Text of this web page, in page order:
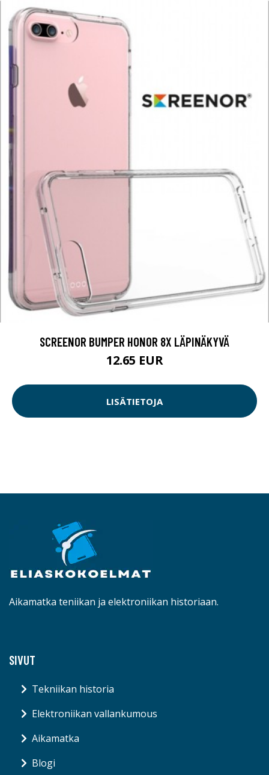
SCREENOR BUMPER HONOR 8X LÄPINÄKYVÄ
12.65 EUR
LISÄTIETOJA
Aikamatka teniikan ja elektroniikan historiaan.
SIVUT
Tekniikan historia
Elektroniikan vallankumous
Aikamatka
Blogi